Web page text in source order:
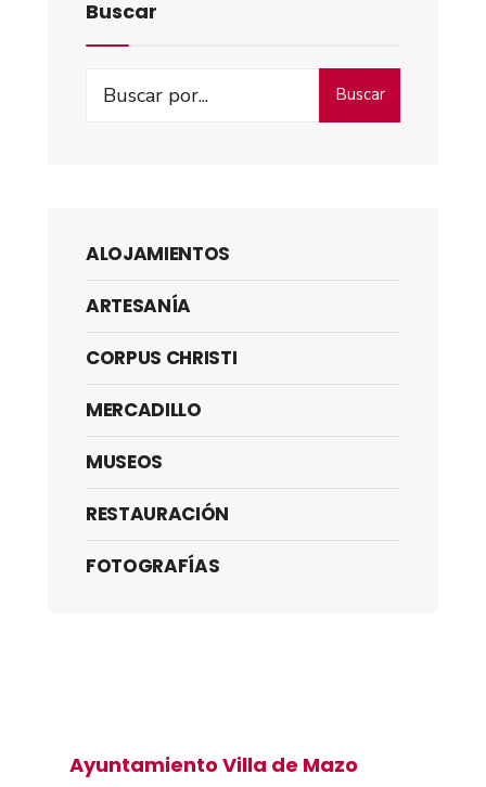
Buscar
Buscar
ALOJAMIENTOS
ARTESANÍA
CORPUS CHRISTI
MERCADILLO
MUSEOS
RESTAURACIÓN
FOTOGRAFÍAS
Ayuntamiento Villa de Mazo